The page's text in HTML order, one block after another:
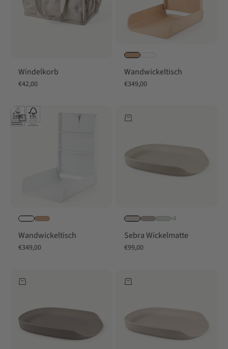
Windelkorb
Angebot
€42,00
Wandwickeltisch
Angebot
€349,00
In den Warenkorb
Wandwickeltisch
Angebot
€349,00
In den Warenkorb
+2
Sebra Wickelmatte
Angebot
€99,00
In den Warenkorb In den Warenkorb